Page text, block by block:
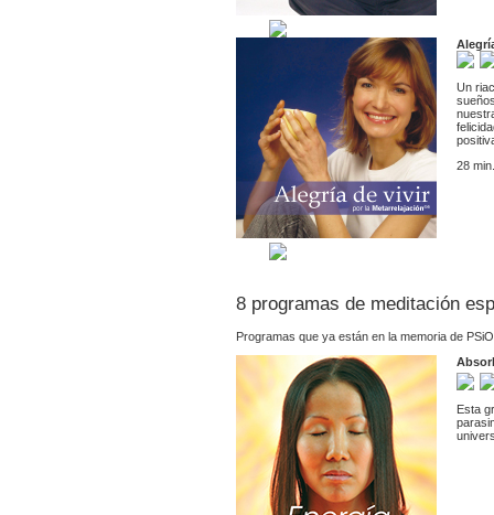
Un
28 min.
8 programas de meditación
Programas que ya están en la memoria de PSiO
Esta